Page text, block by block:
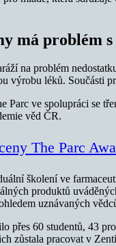
má problém
na problém
výrobu léků. Součásti
Parc ve spolupráci se
věd ČR.
The Parc
školení ve
produktů
uznávaných
přes 60 studentů, 43
zůstala pracovat v